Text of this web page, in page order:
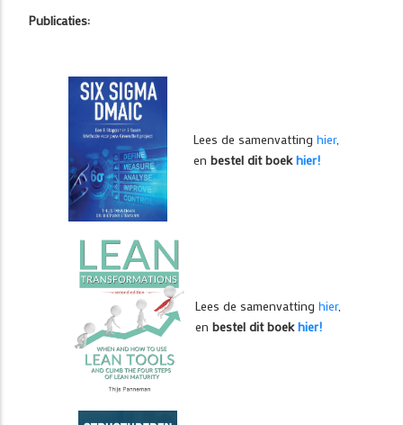
Publicaties:
Lees de samenvatting hier,
en bestel dit boekhier!
Lees de samenvatting hier,
en bestel dit boekhier!